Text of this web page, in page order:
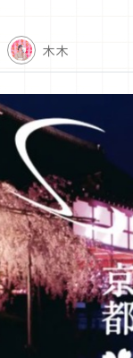
木木